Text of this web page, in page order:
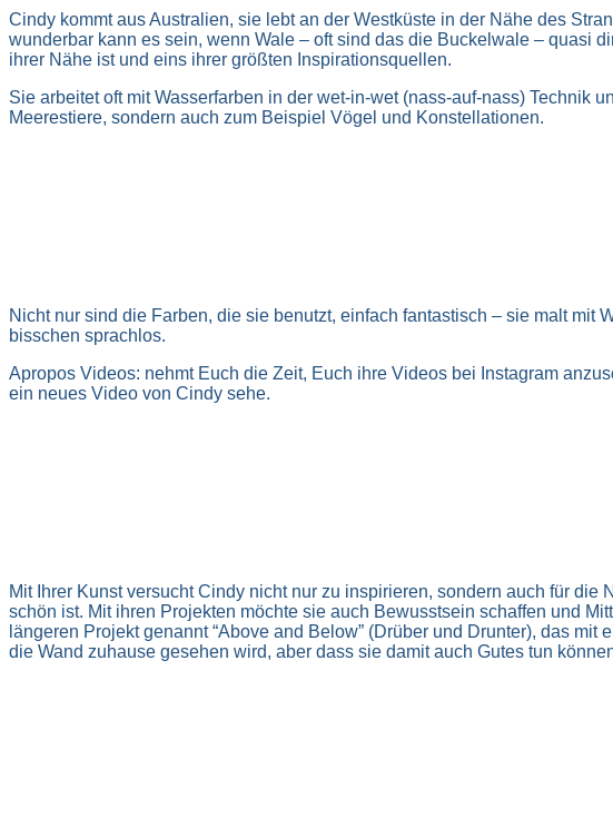
Cindy kommt aus Australien, sie lebt an der Westküste in der Nähe des
wunderbar kann es sein, wenn Wale – oft sind das die Buckelwale – quasi
ihrer Nähe ist und eins ihrer größten Inspirationsquellen.
Sie arbeitet oft mit Wasserfarben in der wet-in-wet (nass-auf-nass) Technik
Meerestiere, sondern auch zum Beispiel Vögel und Konstellationen.
Nicht nur sind die Farben, die sie benutzt, einfach fantastisch – sie malt mit
bisschen sprachlos.
Apropos Videos: nehmt Euch die Zeit, Euch ihre Videos bei Instagram
ein neues Video von Cindy sehe.
Mit Ihrer Kunst versucht Cindy nicht nur zu inspirieren, sondern auch für
schön ist. Mit ihren Projekten möchte sie auch Bewusstsein schaffen und
längeren Projekt genannt “Above and Below” (Drüber und Drunter), das
die Wand zuhause gesehen wird, aber dass sie damit auch Gutes tun